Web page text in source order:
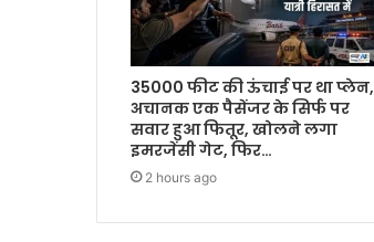
35000 फीट की ऊंचाई पर था प्‍लेन,
अचानक एक पैसेंजर के सिर्फ पर
सवार हुआ फितूर, खोलने लगा
इमरजेंसी गेट, फिर…
2 hours ago